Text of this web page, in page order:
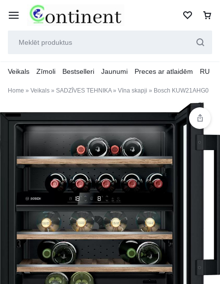
Veikals Zīmoli Bestselleri Jaunumi Preces ar atlaidēm RU
Home » Veikals » SADZĪVES TEHNIKA» Vīna skapji » Bosch KUW21AHG0